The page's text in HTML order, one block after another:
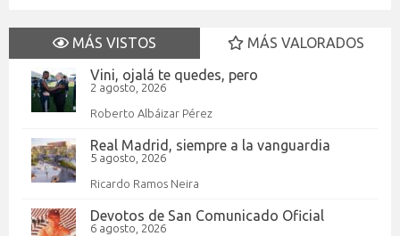
MÁS VISTOS
MÁS VALORADOS
Vini, ojalá te quedes, pero
2 agosto, 2026
Roberto Albáizar Pérez
Real Madrid, siempre a la vanguardia
5 agosto, 2026
Ricardo Ramos Neira
Devotos de San Comunicado Oficial
6 agosto, 2026